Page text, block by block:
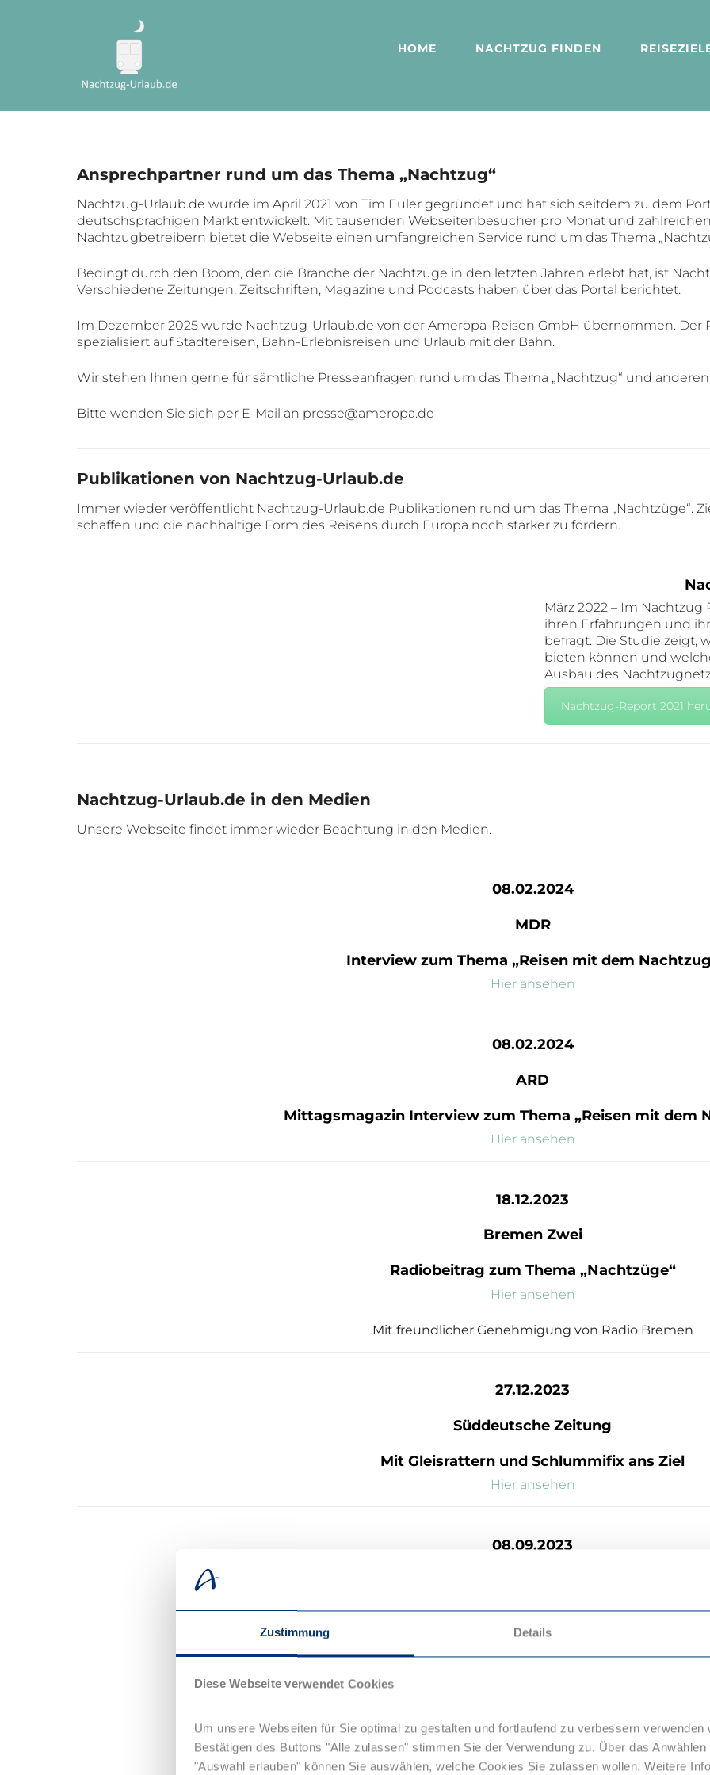
Zustimmung Details
Diese Webseite verwendet Cookies
Um unsere Webseiten für Sie optimal zu gestalten und fortlaufend zu verbessern
Bestätigen des Buttons "Alle zulassen" stimmen Sie der Verwendung zu. Über das
"Auswahl erlauben" können Sie auswählen, welche Cookies Sie zulassen wollen. Weitere
HOME NACHTZUG FINDEN
Ansprechpartner rund um das Thema „Nachtzug“
Nachtzug-Urlaub.de wurde im April 2021 von Tim Euler gegründet und hat sich seitdem zu dem
deutschsprachigen Markt entwickelt. Mit tausenden Webseitenbesucher pro Monat und
Nachtzugbetreibern bietet die Webseite einen umfangreichen Service rund um das Thema
Bedingt durch den Boom, den die Branche der Nachtzüge in den letzten Jahren erlebt hat, ist
Verschiedene Zeitungen, Zeitschriften, Magazine und Podcasts haben über das Portal berichtet.
Im Dezember 2025 wurde Nachtzug-Urlaub.de von der Ameropa-Reisen GmbH übernommen. Der
spezialisiert auf Städtereisen, Bahn-Erlebnisreisen und Urlaub mit der Bahn.
Wir stehen Ihnen gerne für sämtliche Presseanfragen rund um das Thema „Nachtzug“ und
Bitte wenden Sie sich per E-Mail an presse@ameropa.de
Publikationen von Nachtzug-Urlaub.de
Immer wieder veröffentlicht Nachtzug-Urlaub.de Publikationen rund um das Thema „Nachtzüge“.
schaffen und die nachhaltige Form des Reisens durch Europa noch stärker zu fördern.
März 2022 – Im
ihren Erfahrungen und
befragt. Die Studie zeigt,
bieten können und
Ausbau des
Nachtzug-Report 2021
Nachtzug-Urlaub.de in den Medien
Unsere Webseite findet immer wieder Beachtung in den Medien.
08.02.2024
MDR
Interview zum Thema „Reisen mit dem
Hier ansehen
08.02.2024
ARD
Mittagsmagazin Interview zum Thema „Reisen mit dem
Hier ansehen
18.12.2023
Bremen Zwei
Radiobeitrag zum Thema „Nachtzüge“
Hier ansehen
Mit freundlicher Genehmigung von Radio Bremen
27.12.2023
Süddeutsche Zeitung
Mit Gleisrattern und Schlummifix ans Ziel
Hier ansehen
08.09.2023
Nächster Halt Europa
Hier ansehen
SWR 2 Forum